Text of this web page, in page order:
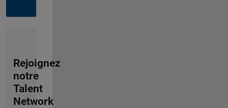
Rejoignez
notre
Talent
Network